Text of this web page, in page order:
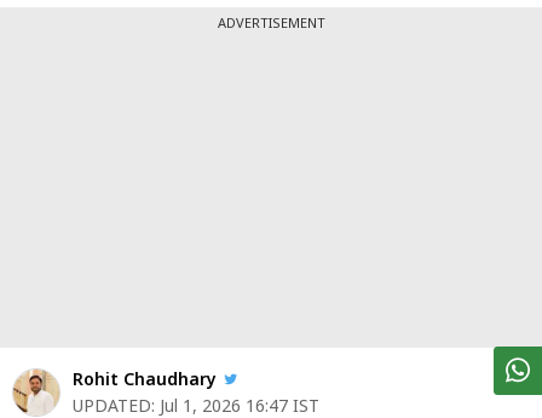
ट्रेंडिंग
ADVERTISEMENT
Rohit Chaudhary
UPDATED: Jul 1, 2026 16:47 IST